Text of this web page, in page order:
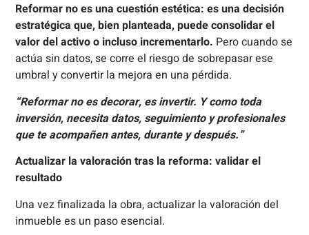
Reformar no es una cuestión estética: es una decisión
estratégica que, bien planteada, puede consolidar el
valor del activo o incluso incrementarlo. Pero cuando se
actúa sin datos, se corre el riesgo de sobrepasar ese
umbral y convertir la mejora en una pérdida.
“Reformar no es decorar, es invertir. Y como toda
inversión, necesita datos, seguimiento y profesionales
que te acompañen antes, durante y después.”
Actualizar la valoración tras la reforma: validar el
resultado
Una vez finalizada la obra, actualizar la valoración del
inmueble es un paso esencial.